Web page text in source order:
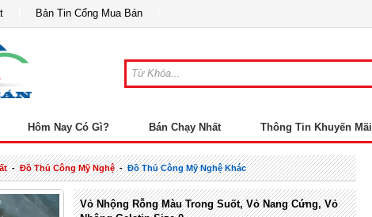
Bản Tin Cổng Mua Bán
Hôm Nay Có Gì? Bán Chạy Nhất Thông Tin Khuyến Mãi
-Đồ Thủ Công Mỹ Nghệ-Đồ Thủ Công Mỹ Nghệ Khác
Vỏ Nhộng Rỗng Màu Trong Suốt, Vỏ Nang Cứng, Vỏ